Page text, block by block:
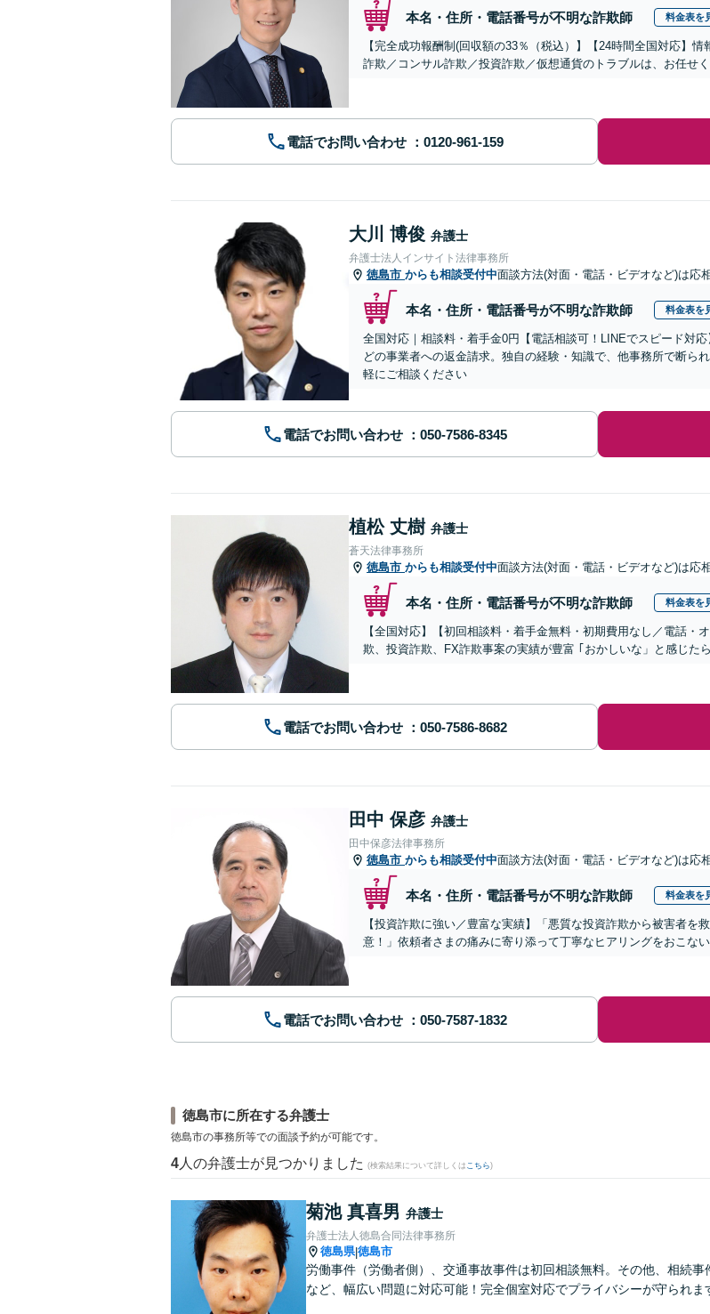
本名・住所・電話番号が不明な詐欺師 料金表を
【完全成功報酬制(回収額の33％（税込）】【24時間全国対応】
詐欺／コンサル詐欺／投資詐欺／仮想通貨のトラブルは、お任せ
電話でお問い合わせ
大川 博俊 弁護士
弁護士法人インサイト法律事務所
徳島市 からも相談受付中面談方法(対面・電話・ビデオなど)は応
本名・住所・電話番号が不明な詐欺師 料金表を
全国対応｜相談料・着手金0円【電話相談可！LINEでスピード対
どの事業者への返金請求。独自の経験・知識で、他事務所で断ら
軽にご相談ください
電話でお問い合わせ
植松 丈樹 弁護士
蒼天法律事務所
徳島市 からも相談受付中面談方法(対面・電話・ビデオなど)は応
本名・住所・電話番号が不明な詐欺師 料金表を
【全国対応】【初回相談料・着手金無料・初期費用なし／電話
欺、投資詐欺、FX詐欺事案の実績が豊富 ｢おかしいな」と感じた
電話でお問い合わせ
田中 保彦 弁護士
田中保彦法律事務所
徳島市 からも相談受付中面談方法(対面・電話・ビデオなど)は応
本名・住所・電話番号が不明な詐欺師 料金表を
【投資詐欺に強い／豊富な実績】「悪質な投資詐欺から被害者を
意！」依頼者さまの痛みに寄り添って丁寧なヒアリングをおこな
電話でお問い合わせ
徳島市に所在する弁護士
徳島市の事務所等での面談予約が可能です。
4 人の弁護士が見つかりました (検索結果について詳しくは こちら)
菊池 真喜男 弁護士
弁護士法人徳島合同法律事務所
徳島県|徳島市
労働事件（労働者側）、交通事故事件は初回相談無料。その他、相続
など、幅広い問題に対応可能！完全個室対応でプライバシーが守られま